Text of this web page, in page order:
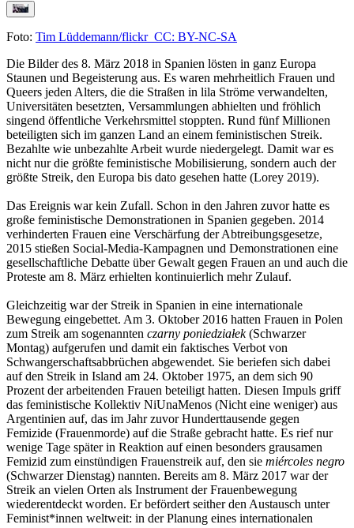
Foto: Tim Lüddemann/flickr CC: BY-NC-SA
Die Bilder des 8. März 2018 in Spanien lösten in ganz Europa
Staunen und Begeisterung aus. Es waren mehrheitlich Frauen und
Queers jeden Alters, die die Straßen in lila Ströme verwandelten,
Universitäten besetzten, Versammlungen abhielten und fröhlich
singend öffentliche Verkehrsmittel stoppten. Rund fünf Millionen
beteiligten sich im ganzen Land an einem feministischen Streik.
Bezahlte wie unbezahlte Arbeit wurde niedergelegt. Damit war es
nicht nur die größte feministische Mobilisierung, sondern auch der
größte Streik, den Europa bis dato gesehen hatte (Lorey 2019).
Das Ereignis war kein Zufall. Schon in den Jahren zuvor hatte es
große feministische Demonstrationen in Spanien gegeben. 2014
verhinderten Frauen eine Verschärfung der Abtreibungsgesetze,
2015 stießen Social-Media-Kampagnen und Demonstrationen eine
gesellschaftliche Debatte über Gewalt gegen Frauen an und auch die
Proteste am 8. März erhielten kontinuierlich mehr Zulauf.
Gleichzeitig war der Streik in Spanien in eine internationale
Bewegung eingebettet. Am 3. Oktober 2016 hatten Frauen in Polen
zum Streik am sogenannten czarny poniedziałek(Schwarzer
Montag) aufgerufen und damit ein faktisches Verbot von
Schwangerschaftsabbrüchen abgewendet. Sie beriefen sich dabei
auf den Streik in Island am 24. Oktober 1975, an dem sich 90
Prozent der arbeitenden Frauen beteiligt hatten. Diesen Impuls griff
das feministische Kollektiv NiUnaMenos (Nicht eine weniger) aus
Argentinien auf, das im Jahr zuvor Hunderttausende gegen
Femizide (Frauenmorde) auf die Straße gebracht hatte. Es rief nur
wenige Tage später in Reaktion auf einen besonders grausamen
Femizid zum einstündigen Frauenstreik auf, den sie miércoles negro
(Schwarzer Dienstag) nannten. Bereits am 8. März 2017 war der
Streik an vielen Orten als Instrument der Frauenbewegung
wiederentdeckt worden. Er befördert seither den Austausch unter
Feminist*innen weltweit: in der Planung eines internationalen